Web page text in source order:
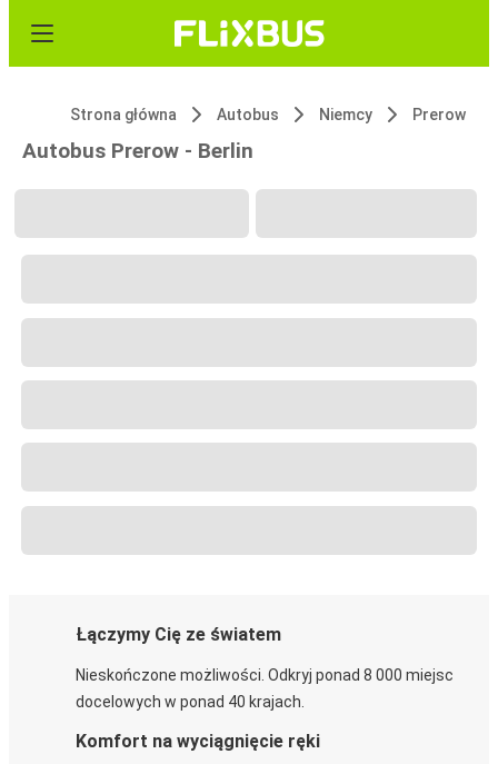
Strona główna Autobus Niemcy Prerow
Autobus Prerow - Berlin
Łączymy Cię ze światem
Nieskończone możliwości. Odkryj ponad 8 000 miejsc
docelowych w ponad 40 krajach.
Komfort na wyciągnięcie ręki